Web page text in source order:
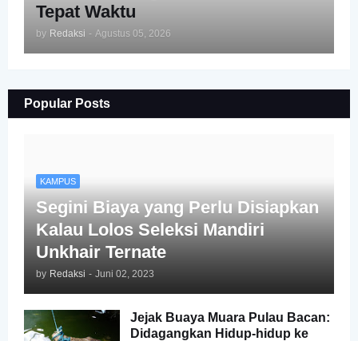
Tepat Waktu
by Redaksi - Agustus 05, 2026
Popular Posts
KAMPUS
Segini Biaya yang Perlu Disiapkan
Kalau Lolos Seleksi Mandiri
Unkhair Ternate
by Redaksi - Juni 02, 2023
Jejak Buaya Muara Pulau Bacan:
Didagangkan Hidup-hidup ke